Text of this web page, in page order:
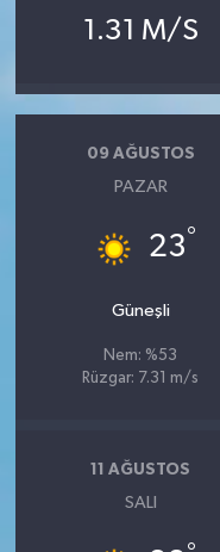
1.31 M/S
09 AĞUSTOS
PAZAR
23°
Güneşli
Nem: %53
Rüzgar: 7.31 m/s
11 AĞUSTOS
SALI